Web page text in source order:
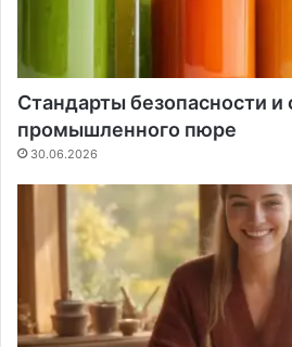
б
о
т
с
н
а
Стандарты безопасности и
промышленного пюре
30.06.2026